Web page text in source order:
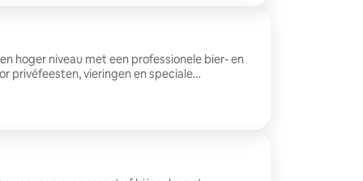
hoger niveau met een professionele bier- en
privéfeesten, vieringen en speciale
bedient gasten, houdt het drankstation
gastvrije ervaring te creëren. Gasten